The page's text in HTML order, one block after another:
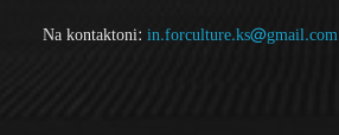
Na kontaktoni: in.forculture.ks@gmail.com